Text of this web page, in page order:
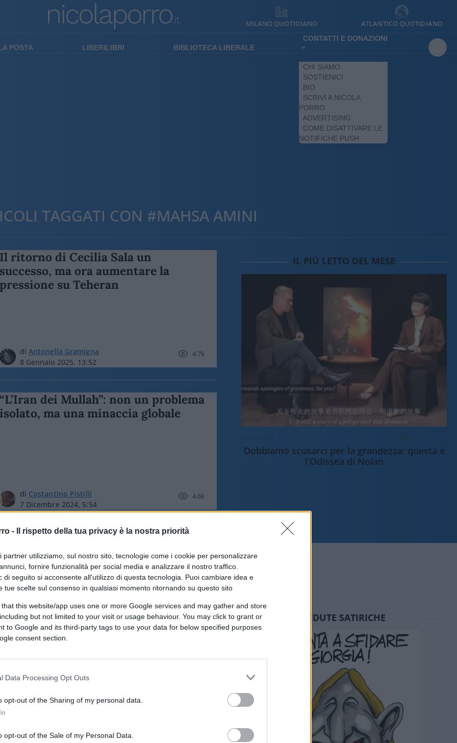
- Il rispetto della tua privacy è la nostra priorità
partner utilizziamo, sul nostro sito, tecnologie come i cookie per personalizzare
fornire funzionalità per social media e analizzare il nostro traffico.
di seguito si acconsente all'utilizzo di questa tecnologia. Puoi cambiare idea e
tue scelte sul consenso in qualsiasi momento ritornando su questo sito
that this website/app uses one or more Google services and may gather and store
but not limited to your visit or usage behaviour. You may click to grant or
to Google and its third-party tags to use your data for below specified purposes
consent section.
Data Processing Opt Outs
opt-out of the Sharing of my personal data.
opt-out of the Sale of my Personal Data.
MILANO QUOTIDIANO ATLANTICO QUOTIDIANO
POSTA LIBERILIBRI BIBLIOTECA LIBERALE
CONTATTI E DONAZIONI
CHI SIAMO
SOSTIENICI
BIO
SCRIVI A NICOLA
PORRO
ADVERTISING
COME DISATTIVARE LE
NOTIFICHE PUSH
TAGGATI CON #MAHSA AMINI
Il ritorno di Cecilia Sala un
successo, ma ora aumentare la
pressione su Teheran
di Antonella Gramigna
8 Gennaio 2025, 13:52
4.7k
“L’Iran dei Mullah”: non un problema
isolato, ma una minaccia globale
di Costantino Pistilli
7 Dicembre 2024, 5:54
4.6k
mani di Iran, Pakistan e Cina
diNathan Greppi
Raisi, a Teheran si apre la
per la successione a
Khamenei
IL PIÙ LETTO DEL MESE
3.7k
Dobbiamo scusarci per la grandezza: questa è
l'Odissea di Nolan
SEDUTE SATIRICHE